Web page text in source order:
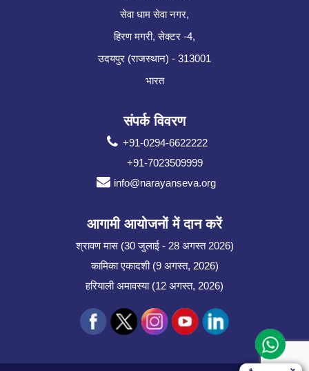
सेवा धाम सेवा नगर,
हिरण मगरी, सेक्टर -4,
उदयपुर (राजस्थान) - 313001
भारत
संपर्क विवरण
+91-0294-6622222
+91-7023509999
info@narayanseva.org
आगामी आयोजनों में दान करें
श्रावण मास (30 जुलाई - 28 अगस्त 2026)
कामिका एकादशी (9 अगस्त, 2026)
हरियाली अमावस्या (12 अगस्त, 2026)